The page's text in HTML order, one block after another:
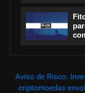
Aviso de Risco:
criptomoedas